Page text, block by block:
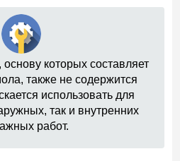
которых составляет
также не содержится
использовать для
так и внутренних
работ.